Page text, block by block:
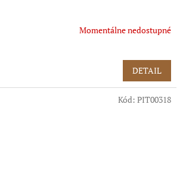
Momentálne nedostupné
DETAIL
Kód: PIT00318